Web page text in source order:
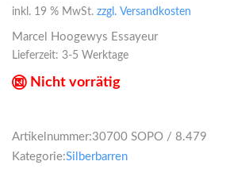
inkl. 19 % MwSt. zzgl. Versandkosten
Marcel Hoogewys Essayeur
Lieferzeit: 3-5 Werktage
Nicht vorrätig
Artikelnummer:30700 SOPO / 8.479
Kategorie:Silberbarren